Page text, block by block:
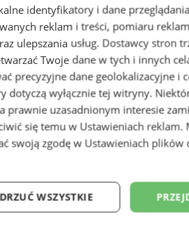
nad Bałtykiem w
Morze
identyfikatory i dane
reklam i treści, pomiaru
ulepszania usług. Dostawcy stron
Twoje dane w tych i innych
precyzyjne dane geolokalizacyjne i
dotyczą wyłącznie tej witryny.
prawnie uzasadnionym interesie
się temu w Ustawieniach reklam.
swoją zgodę w Ustawieniach plików
WSZYSTKIE